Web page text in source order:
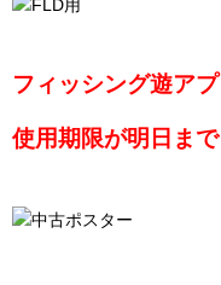
フィッシング遊ア
使用期限が明日まで